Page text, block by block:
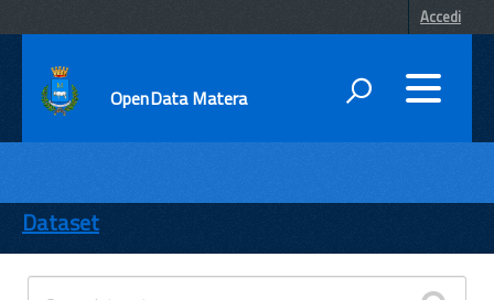
Accedi
OpenData Matera
ENTI
TEMI
INFORMAZIONI
Dataset